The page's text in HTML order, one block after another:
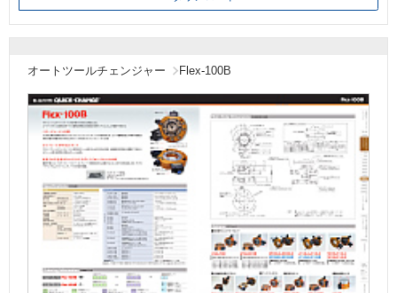
オートツールチェンジャー Flex-100B